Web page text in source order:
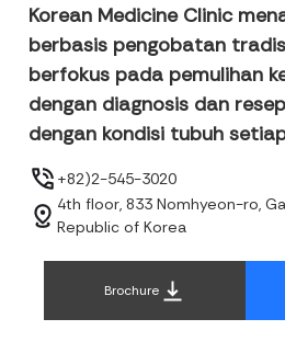
Korean Medicine Clinic
berbasis pengobatan
berfokus pada pemulihan
dengan diagnosis dan
dengan kondisi tubuh
+82)2-545-3020
4th floor, 833 Nomhyeon-ro,
Republic of Korea
Brochure